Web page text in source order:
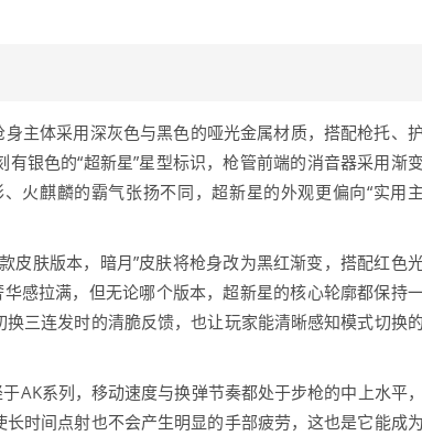
主体采用深灰色与黑色的哑光金属材质，搭配枪托、护
银色的“超新星”星型标识，枪管前端的消音器采用渐变
火麒麟的霸气张扬不同，超新星的外观更偏向“实用主
皮肤版本，暗月”皮肤将枪身改为黑红渐变，搭配红色
感拉满，但无论哪个版本，超新星的核心轮廓都保持
三连发时的清脆反馈，也让玩家能清晰感知模式切换的
系列，移动速度与换弹节奏都处于步枪的中上水平，
时间点射也不会产生明显的手部疲劳，这也是它能成为